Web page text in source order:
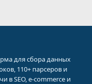
для сбора данных
110+ парсеров и
в SEO, e-commerce и